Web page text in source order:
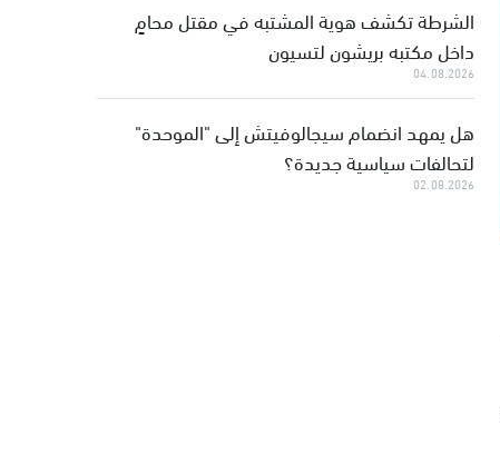
الشرطة تكشف هوية المشتبه في مقتل محامٍ
داخل مكتبه بريشون لتسيون
04.08.2026
هل يمهد انضمام سيجالوفيتش إلى "الموحدة"
لتحالفات سياسية جديدة؟
02.08.2026